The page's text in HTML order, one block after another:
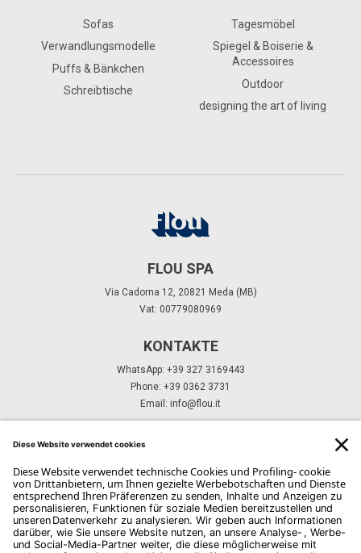
Sofas
Verwandlungsmodelle
Puffs & Bänkchen
Schreibtische
Tagesmöbel
Spiegel & Boiserie &
Accessoires
Outdoor
designing the art of living
FLOU SPA
Via Cadorna 12, 20821 Meda (MB)
Vat: 00779080969
KONTAKTE
WhatsApp: +39 327 3169443
Phone: +39 0362 3731
Email: info@flou.it
ABONNIEREN SIE UNSEREN NEWSLETTER
Abonnieren Sie